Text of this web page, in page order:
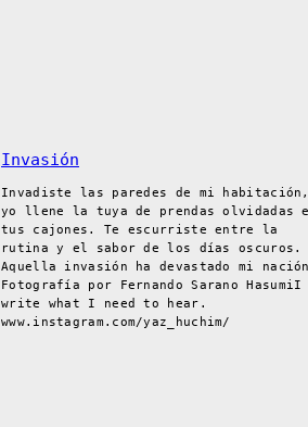
Invasión
Invadiste las paredes de mi habitación,
yo llene la tuya de prendas olvidadas
tus cajones. Te escurriste entre la
rutina y el sabor de los días oscuros.
Aquella invasión ha devastado mi
Fotografía por Fernando Sarano HasumiI
write what I need to hear.
www.instagram.com/yaz_huchim/